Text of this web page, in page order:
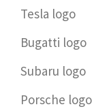
Tesla logo
Bugatti logo
Subaru logo
Porsche logo